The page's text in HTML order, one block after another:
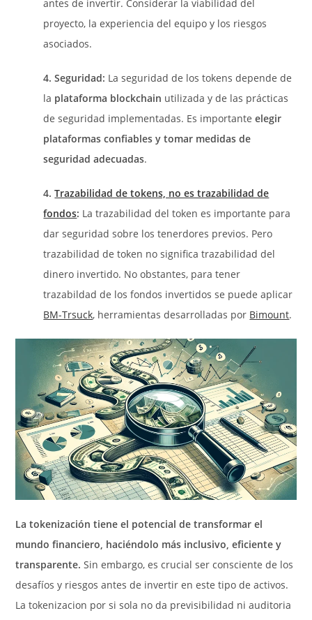
antes de invertir. Considerar la viabilidad del
proyecto, la experiencia del equipo y los riesgos
asociados.
4. Seguridad: La seguridad de los tokens depende de
la plataforma blockchain utilizada y de las prácticas
de seguridad implementadas. Es importanteelegir
plataformas confiables y tomar medidas de
seguridad adecuadas.
4.Trazabilidad de tokens, no es trazabilidad de
fondos: La trazabilidad del token es importante para
dar seguridad sobre los tenerdores previos. Pero
trazabilidad de token no significa trazabilidad del
dinero invertido. No obstantes, para tener
trazabildad de los fondos invertidos se puede aplicar
BM-Trsuck, herramientas desarrolladas por Bimount.
La tokenización tiene el potencial de transformar el
mundo financiero, haciéndolo más inclusivo, eficiente y
transparente. Sin embargo, es crucial ser consciente de los
desafíos y riesgos antes de invertir en este tipo de activos.
La tokenizacion por si sola no da previsibilidad ni auditoria